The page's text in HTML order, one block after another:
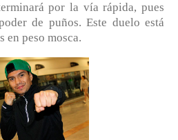
por la vía rápida, pues
de puños. Este duelo está
en peso mosca.